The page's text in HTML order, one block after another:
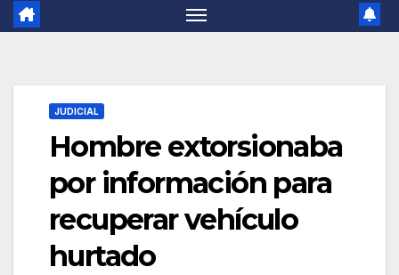
JUDICIAL
Hombre extorsionaba
por información para
recuperar vehículo
hurtado